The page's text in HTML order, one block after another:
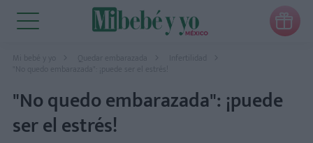

Mi bebé y yo
Infertilidad
"No quedo embarazada": ¡puede ser el estrés!
"No quedo embarazada": ¡puede
ser el estrés!